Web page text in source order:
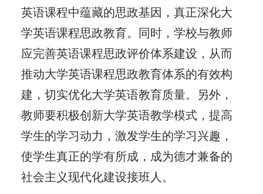
英语课程中蕴藏的思政基因，真正深化大
学英语课程思政教育。同时，学校与教师
应完善英语课程思政评价体系建设，从而
推动大学英语课程思政教育体系的有效构
建，切实优化大学英语教育质量。另外，
教师要积极创新大学英语教学模式，提高
学生的学习动力，激发学生的学习兴趣，
使学生真正的学有所成，成为德才兼备的
社会主义现代化建设接班人。